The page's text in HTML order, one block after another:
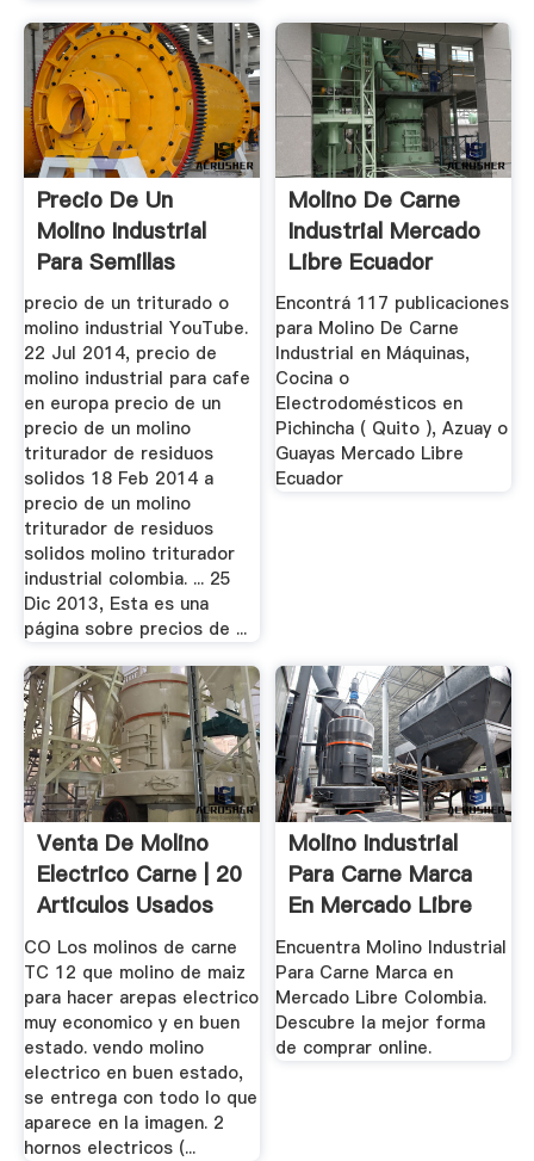
Precio De Un
Molino Industrial
Para Semillas
precio de un triturado o
molino industrial YouTube.
22 Jul 2014, precio de
molino industrial para cafe
en europa precio de un
precio de un molino
triturador de residuos
solidos 18 Feb 2014 a
precio de un molino
triturador de residuos
solidos molino triturador
industrial colombia. ... 25
Dic 2013, Esta es una
página sobre precios de ...
Molino De Carne
Industrial Mercado
Libre Ecuador
Encontrá 117 publicaciones
para Molino De Carne
Industrial en Máquinas,
Cocina o
Electrodomésticos en
Pichincha ( Quito ), Azuay o
Guayas Mercado Libre
Ecuador
Venta De Molino
Electrico Carne | 20
Articulos Usados
CO Los molinos de carne
TC 12 que molino de maiz
para hacer arepas electrico
muy economico y en buen
estado. vendo molino
electrico en buen estado,
se entrega con todo lo que
aparece en la imagen. 2
hornos electricos (...
Molino Industrial
Para Carne Marca
En Mercado Libre
Colombia
Encuentra Molino Industrial
Para Carne Marca en
Mercado Libre Colombia.
Descubre la mejor forma
de comprar online.